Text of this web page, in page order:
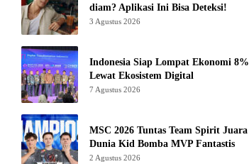
diam? Aplikasi Ini Bisa Deteksi!
3 Agustus 2026
Indonesia Siap Lompat Ekonomi 8%
Lewat Ekosistem Digital
7 Agustus 2026
MSC 2026 Tuntas Team Spirit Juara
Dunia Kid Bomba MVP Fantastis
2 Agustus 2026